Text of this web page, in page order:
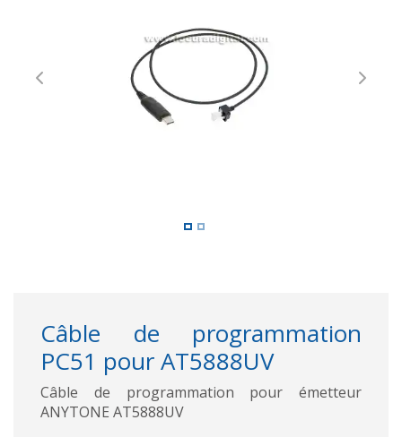
Previous Next
Câble de programmation
PC51 pour AT5888UV
Câble de programmation pour émetteur
ANYTONE AT5888UV